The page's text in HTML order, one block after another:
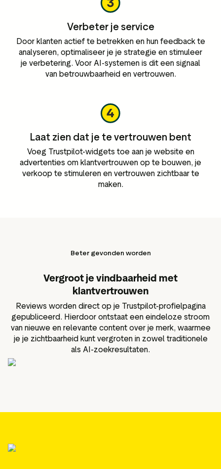
Verbeter je service
Door klanten actief te betrekken en hun feedback te
analyseren, optimaliseer je je strategie en stimuleer
je verbetering. Voor AI-systemen is dit een signaal
van betrouwbaarheid en vertrouwen.
Laat zien dat je te vertrouwen bent
Voeg Trustpilot-widgets toe aan je website en
advertenties om klantvertrouwen op te bouwen, je
verkoop te stimuleren en vertrouwen zichtbaar te
maken.
Beter gevonden worden
Vergroot je vindbaarheid met
klantvertrouwen
Reviews worden direct op je Trustpilot-profielpagina
gepubliceerd. Hierdoor ontstaat een eindeloze stroom
van nieuwe en relevante content over je merk, waarmee
je je zichtbaarheid kunt vergroten in zowel traditionele
als AI-zoekresultaten.